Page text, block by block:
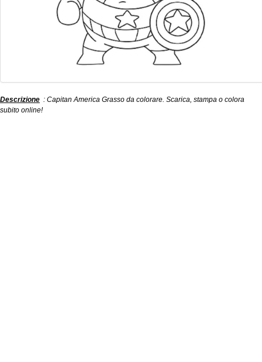
Descrizione : Capitan America Grasso da colorare. Scarica, stampa o colora
subito online!